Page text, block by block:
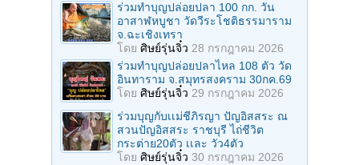
ร่วมทําบุญปล่อยปลา 100 กก. วัน
อาสาฬหบูชา วัดวีระโชติธรรมาราม
จ.ฉะเชิงเทรา
โดย ศิษย์รุ่นจิ๋ว 28 กรกฎาคม 2026
ร่วมทําบุญปล่อยปลาไหล 108 ตัว วัด
อินทาราม จ.สมุทรสงคราม 30กค.69
โดย ศิษย์รุ่นจิ๋ว 29 กรกฎาคม 2026
ร่วมบุญกับเเม่ชีภิรญา ปัญอิสสระ ณ
สวนปัญอิสสระ ราชบุรี ไถ่ชีวิต
กระต่าย20ตัว เเละ วัว4ตัว
โดย ศิษย์รุ่นจิ๋ว 30 กรกฎาคม 2026